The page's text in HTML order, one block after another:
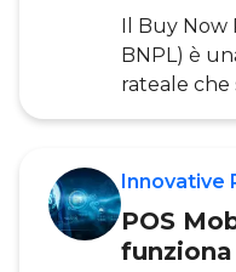
urbani,
locali, sono
Il Buy Now
BNPL) è
rateale
dei servizi
raggiunto
consiste
Innovative
POS